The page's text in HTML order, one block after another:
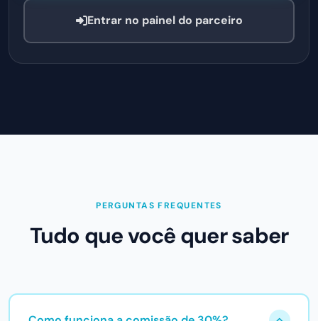
Entrar no painel do parceiro
PERGUNTAS FREQUENTES
Tudo que você quer saber